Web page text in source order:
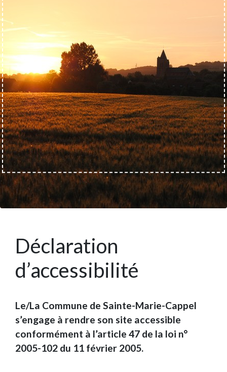
Déclaration
d’accessibilité
Le/La Commune de Sainte-Marie-Cappel
s’engage à rendre son site accessible
conformément à l’article 47 de la loi n°
2005-102 du 11 février 2005.